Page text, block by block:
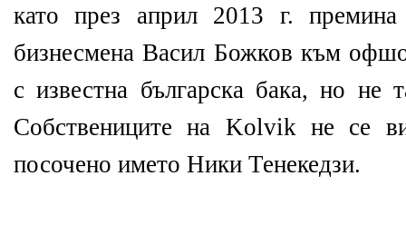
като през април 2013 г.
бизнесмена Васил Божков към
с известна българска бака, но не
Собствениците на Kolvik не се
посочено името Ники Тенекедзи.